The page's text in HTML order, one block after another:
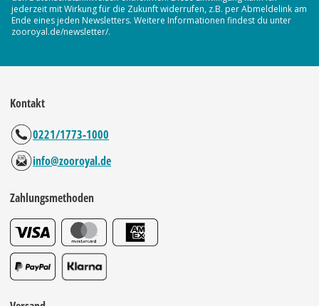
jederzeit mit Wirkung für die Zukunft widerrufen, z.B. per Abmeldelink am
Ende eines jeden Newsletters. Weitere Informationen findest du unter
zooroyal.de/newsletter/.
Kontakt
0221/1773-1000
info@zooroyal.de
Zahlungsmethoden